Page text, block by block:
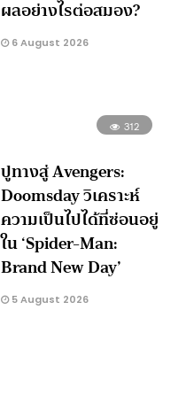
ผลอย่างไรต่อสมอง?
6 August 2026
312
ปูทางสู่ Avengers:
Doomsday วิเคราะห์
ความเป็นไปได้ที่ซ่อนอยู่
ใน ‘Spider-Man:
Brand New Day’
5 August 2026